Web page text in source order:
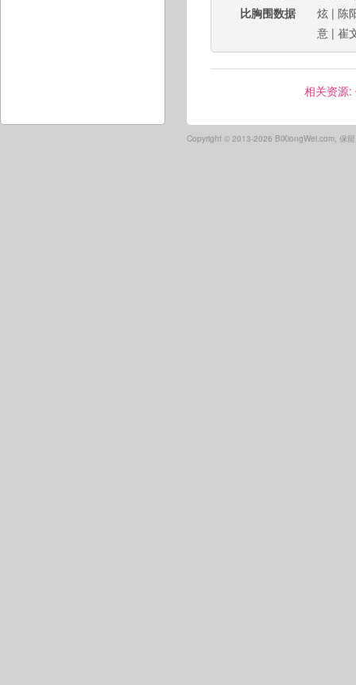
比胸围数据
炫 | 陈
意 | 崔
相关资源:
Copyright © 2013-2026 BiXiongWei.com, 保